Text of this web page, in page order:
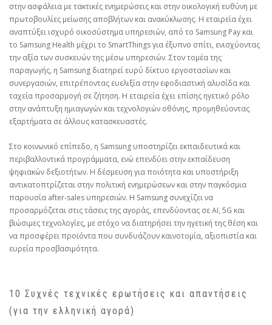
στην ασφάλεια με τακτικές ενημερώσεις και στην οικολογική ευθύνη με
πρωτοβουλίες μείωσης αποβλήτων και ανακύκλωσης. Η εταιρεία έχει
αναπτύξει ισχυρό οικοσύστημα υπηρεσιών, από το Samsung Pay και
το Samsung Health μέχρι το SmartThings για έξυπνο σπίτι, ενισχύοντας
την αξία των συσκευών της μέσω υπηρεσιών. Στον τομέα της
παραγωγής, η Samsung διατηρεί ευρύ δίκτυο εργοστασίων και
συνεργασιών, επιτρέποντας ευελιξία στην εφοδιαστική αλυσίδα και
ταχεία προσαρμογή σε ζήτηση. Η εταιρεία έχει επίσης ηγετικό ρόλο
στην ανάπτυξη ημιαγωγών και τεχνολογιών οθόνης, προμηθεύοντας
εξαρτήματα σε άλλους κατασκευαστές.
Στο κοινωνικό επίπεδο, η Samsung υποστηρίζει εκπαιδευτικά και
περιβαλλοντικά προγράμματα, ενώ επενδύει στην εκπαίδευση
ψηφιακών δεξιοτήτων. Η δέσμευση για ποιότητα και υποστήριξη
αντικατοπτρίζεται στην πολιτική ενημερώσεων και στην παγκόσμια
παρουσία after‑sales υπηρεσιών. Η Samsung συνεχίζει να
προσαρμόζεται στις τάσεις της αγοράς, επενδύοντας σε AI, 5G και
βιώσιμες τεχνολογίες, με στόχο να διατηρήσει την ηγετική της θέση και
να προσφέρει προϊόντα που συνδυάζουν καινοτομία, αξιοπιστία και
ευρεία προσβασιμότητα.
10 Συχνές τεχνικές ερωτήσεις και απαντήσεις
(για την ελληνική αγορά)